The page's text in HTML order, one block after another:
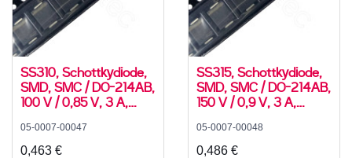
SS310, Schottkydiode,
SMD, SMC / DO-214AB,
100 V / 0,85 V, 3 A,
05-0007-00047
0,463 €
SS315, Schottkydiode,
SMD, SMC / DO-214AB,
150 V / 0,9 V, 3 A,
05-0007-00048
0,486 €